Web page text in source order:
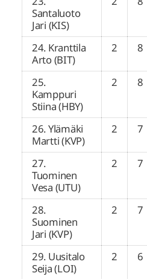
Santaluoto
Jari (KIS)
24. Kranttila
Arto (BIT)
2 8
25.
Kamppuri
Stiina (HBY)
2 8
26. Ylämäki
Martti (KVP)
2 7
27.
Tuominen
Vesa (UTU)
2 7
28.
Suominen
Jari (KVP)
2 7
29. Uusitalo
Seija (LOI)
2 6